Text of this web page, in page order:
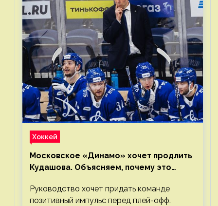
Хоккей
Московское «Динамо» хочет продлить
Кудашова. Объясняем, почему это
Руководство хочет придать команде
позитивный импульс перед плей-офф.